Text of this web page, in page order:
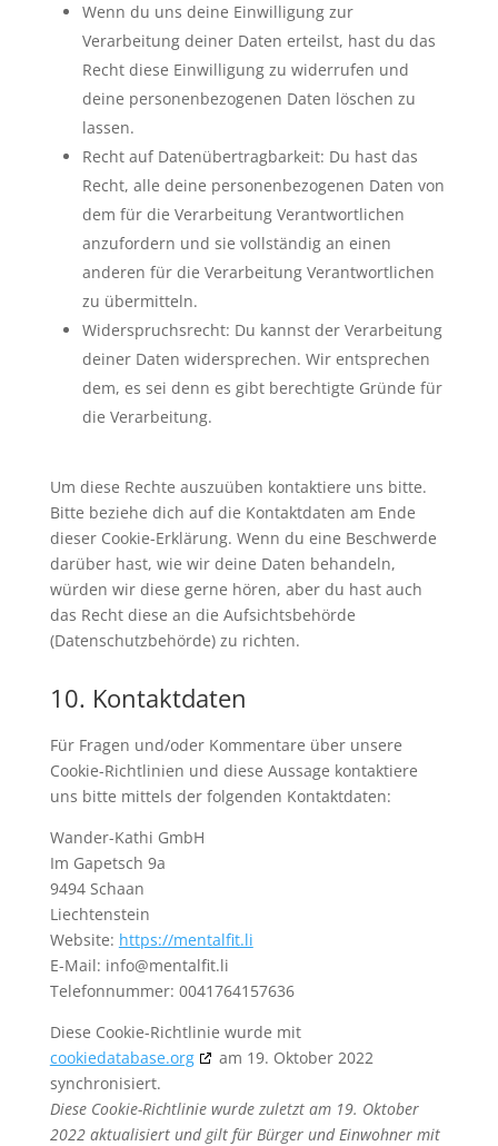
Wenn du uns deine Einwilligung zur
Verarbeitung deiner Daten erteilst, hast du das
Recht diese Einwilligung zu widerrufen und
deine personenbezogenen Daten löschen zu
lassen.
Recht auf Datenübertragbarkeit: Du hast das
Recht, alle deine personenbezogenen Daten von
dem für die Verarbeitung Verantwortlichen
anzufordern und sie vollständig an einen
anderen für die Verarbeitung Verantwortlichen
zu übermitteln.
Widerspruchsrecht: Du kannst der Verarbeitung
deiner Daten widersprechen. Wir entsprechen
dem, es sei denn es gibt berechtigte Gründe für
die Verarbeitung.
Um diese Rechte auszuüben kontaktiere uns bitte.
Bitte beziehe dich auf die Kontaktdaten am Ende
dieser Cookie-Erklärung. Wenn du eine Beschwerde
darüber hast, wie wir deine Daten behandeln,
würden wir diese gerne hören, aber du hast auch
das Recht diese an die Aufsichtsbehörde
(Datenschutzbehörde) zu richten.
10. Kontaktdaten
Für Fragen und/oder Kommentare über unsere
Cookie-Richtlinien und diese Aussage kontaktiere
uns bitte mittels der folgenden Kontaktdaten:
Wander-Kathi GmbH
Im Gapetsch 9a
9494 Schaan
Liechtenstein
Website: https://mentalfit.li
E-Mail: info@mentalfit.li
Telefonnummer: 0041764157636
Diese Cookie-Richtlinie wurde mit
cookiedatabase.org
am 19. Oktober 2022
synchronisiert.
Diese Cookie-Richtlinie wurde zuletzt am 19. Oktober
2022 aktualisiert und gilt für Bürger und Einwohner mit